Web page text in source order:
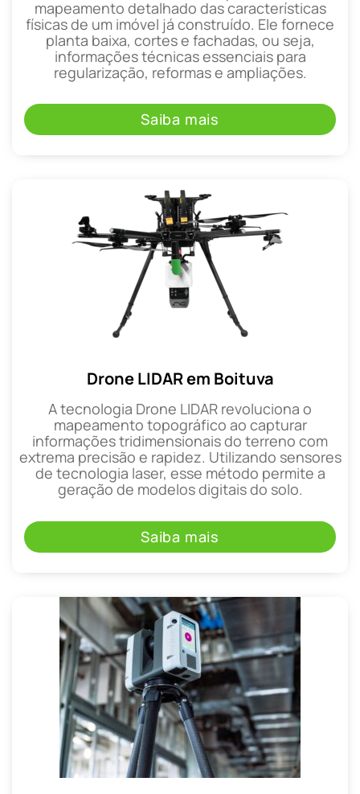
mapeamento detalhado das características
físicas de um imóvel já construído. Ele fornece
planta baixa, cortes e fachadas, ou seja,
informações técnicas essenciais para
regularização, reformas e ampliações.
Saiba mais
Drone LIDAR em Boituva
A tecnologia Drone LIDAR revoluciona o
mapeamento topográfico ao capturar
informações tridimensionais do terreno com
extrema precisão e rapidez. Utilizando sensores
de tecnologia laser, esse método permite a
geração de modelos digitais do solo.
Saiba mais